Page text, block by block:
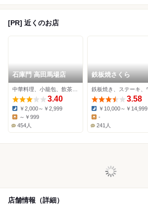
[PR] 近くのお店
石庫門 高田馬場店
3.40
Dinner:
￥2,000～￥2,999
～￥999
454人
鉄板焼さくら
3.58
Dinner:
￥10,000～￥14,999
-
241人
店舗情報（詳細）